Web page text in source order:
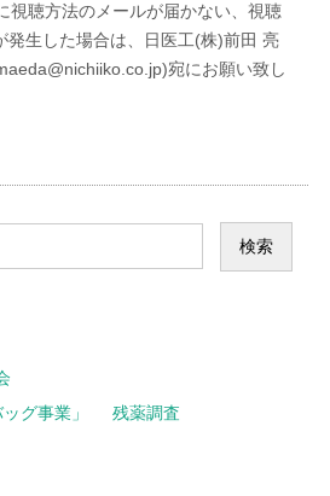
視聴方法のメールが届かない、視聴
発生した場合は、日医工(株)前田 亮
宛にお願い致し
グ事業」
残薬調査